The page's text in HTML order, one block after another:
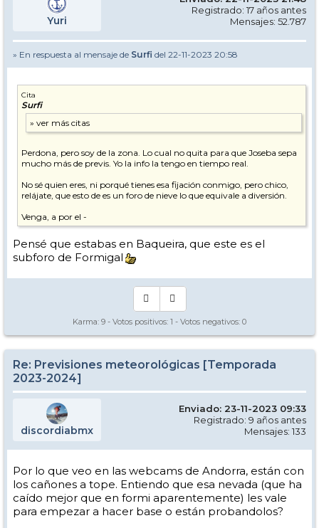
Yuri
Registrado: 17 años antes
Mensajes: 52.787
» En respuesta al mensaje de Surfi del 22-11-2023 20:58
Cita
Surfi
Perdona, pero soy de la zona. Lo cual no quita para que Joseba sepa
mucho más de previs. Yo la info la tengo en tiempo real.
No sé quien eres, ni porqué tienes esa fijación conmigo, pero chico,
relájate, que esto de es un foro de nieve lo que equivale a diversión.
Venga, a por el -
Pensé que estabas en Baqueira, que este es el
subforo de Formigal
Karma: 9 - Votos positivos: 1 - Votos negativos: 0
Re: Previsiones meteorológicas [Temporada
2023-2024]
discordiabmx
Enviado: 23-11-2023 09:33
Registrado: 9 años antes
Mensajes: 133
Por lo que veo en las webcams de Andorra, están con
los cañones a tope. Entiendo que esa nevada (que ha
caído mejor que en formi aparentemente) les vale
para empezar a hacer base o están probandolos?